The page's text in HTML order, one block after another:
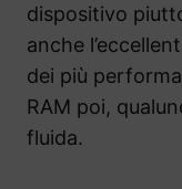
dispositivo
anche
dei più
RAM poi,
fluida.